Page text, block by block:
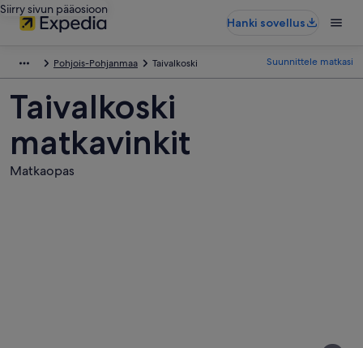
Siirry sivun pääosioon
Hanki sovellus
Pohjois-Pohjanmaa Taivalkoski Suunnittele matkasi
Taivalkoski
matkavinkit
Matkaopas